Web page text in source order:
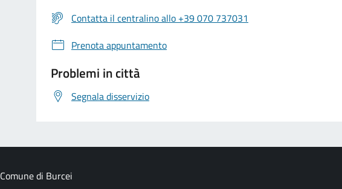
Contatta il centralino allo +39 070 737031
Prenota appuntamento
Problemi in città
Segnala disservizio
Comune di Burcei